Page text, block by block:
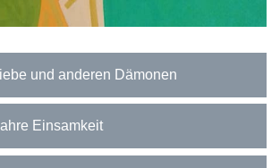
und anderen Dämonen
Einsamkeit